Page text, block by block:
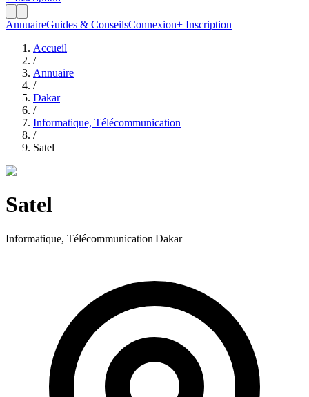
AnnuaireGuides & ConseilsConnexion+ Inscription
Accueil
/
Annuaire
/
Dakar
/
Informatique, Télécommunication
/
Satel
Satel
Informatique, Télécommunication|Dakar